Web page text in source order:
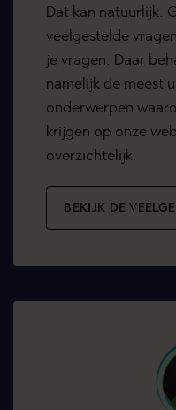
Dat kan natuurlijk.
veelgestelde
je vragen. Daar
namelijk de meest
onderwerpen
krijgen op onze
overzichtelijk.
BEKIJK DE